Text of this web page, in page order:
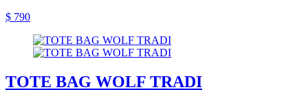
$ 790
TOTE BAG WOLF TRADI